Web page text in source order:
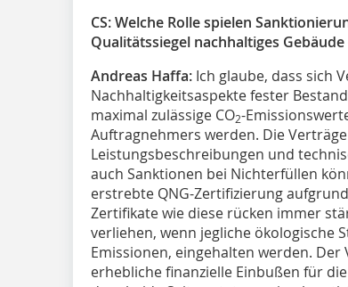
CS: Welche Rolle spielen
Qualitätssiegel nachhaltiges Gebäude
Andreas Haffa: Ich glaube, dass sich
Nachhaltigkeitsaspekte fester
maximal zulässige CO2-
Auftragnehmers werden. Die
Leistungsbeschreibungen und
auch Sanktionen bei Nichterfüllen
erstrebte QNG-Zertifizierung
Zertifikate wie diese rücken immer
verliehen, wenn jegliche ökologische
Emissionen, eingehalten werden.
erhebliche finanzielle Einbußen für